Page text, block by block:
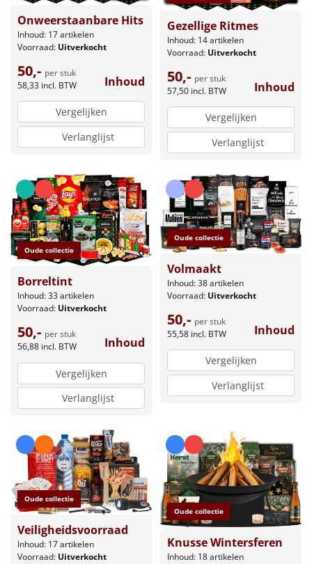
Onweerstaanbare Hits
Inhoud: 17 artikelen
Voorraad: Uitverkocht
50,- per stuk
58,33 incl. BTW Inhoud
Vergelijken
Verlanglijst
Gezellige Ritmes
Inhoud: 14 artikelen
Voorraad: Uitverkocht
50,- per stuk
57,50 incl. BTW Inhoud
Vergelijken
Verlanglijst
Oude collectie
Borreltint
Inhoud: 33 artikelen
Voorraad: Uitverkocht
50,- per stuk
56,88 incl. BTW Inhoud
Vergelijken
Verlanglijst
Oude collectie
Volmaakt
Inhoud: 38 artikelen
Voorraad: Uitverkocht
50,- per stuk
55,58 incl. BTW Inhoud
Vergelijken
Verlanglijst
Oude collectie
Veiligheidsvoorraad
Inhoud: 17 artikelen
Voorraad: Uitverkocht
Oude collectie
Knusse Wintersferen
Inhoud: 18 artikelen